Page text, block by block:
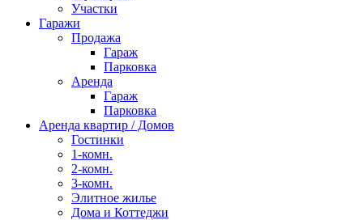
Участки
Гаражи
Продажа
Гараж
Парковка
Аренда
Гараж
Парковка
Аренда квартир / Домов
Гостинки
1-комн.
2-комн.
3-комн.
Элитное жилье
Дома и Коттеджи